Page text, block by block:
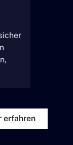
erfahren